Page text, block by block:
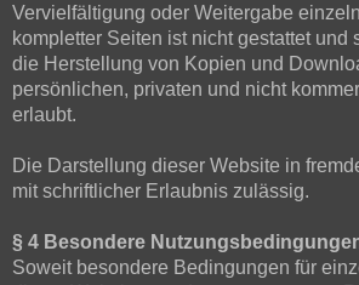
Vervielfältigung oder Weitergabe
kompletter Seiten ist nicht gestattet und
die Herstellung von Kopien und
persönlichen, privaten und nicht
erlaubt.
Die Darstellung dieser Website in
mit schriftlicher Erlaubnis zulässig.
§ 4 Besondere
Soweit besondere Bedingungen für